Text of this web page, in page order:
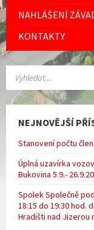
NAHLÁŠENÍ
KONTAKTY
NEJNOVĚJŠÍ
Stanovení počtu
Úplná uzavírka
Bukovina 5.9.-
Spolek Společně
18:15 do 19:30 hod.
Hradišti nad Jizerou